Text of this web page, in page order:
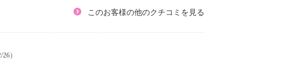
このお客様の他のクチコミを見る
）